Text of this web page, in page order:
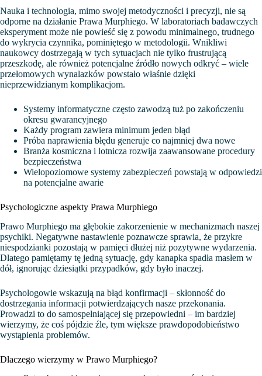
Nauka i technologia, mimo swojej metodyczności i precyzji, nie są
odporne na działanie Prawa Murphiego. W laboratoriach badawczych
eksperyment może nie powieść się z powodu minimalnego, trudnego
do wykrycia czynnika, pominiętego w metodologii. Wnikliwi
naukowcy dostrzegają w tych sytuacjach nie tylko frustrującą
przeszkodę, ale również potencjalne źródło nowych odkryć – wiele
przełomowych wynalazków powstało właśnie dzięki
nieprzewidzianym komplikacjom.
Systemy informatyczne często zawodzą tuż po zakończeniu
okresu gwarancyjnego
Każdy program zawiera minimum jeden błąd
Próba naprawienia błędu generuje co najmniej dwa nowe
Branża kosmiczna i lotnicza rozwija zaawansowane procedury
bezpieczeństwa
Wielopoziomowe systemy zabezpieczeń powstają w odpowiedzi
na potencjalne awarie
Psychologiczne aspekty Prawa Murphiego
Prawo Murphiego ma głębokie zakorzenienie w mechanizmach naszej
psychiki. Negatywne nastawienie poznawcze sprawia, że przykre
niespodzianki pozostają w pamięci dłużej niż pozytywne wydarzenia.
Dlatego pamiętamy tę jedną sytuację, gdy kanapka spadła masłem w
dół, ignorując dziesiątki przypadków, gdy było inaczej.
Psychologowie wskazują na błąd konfirmacji – skłonność do
dostrzegania informacji potwierdzających nasze przekonania.
Prowadzi to do samospełniającej się przepowiedni – im bardziej
wierzymy, że coś pójdzie źle, tym większe prawdopodobieństwo
wystąpienia problemów.
Dlaczego wierzymy w Prawo Murphiego?